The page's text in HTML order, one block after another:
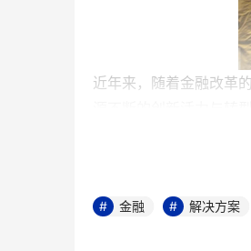
近年来，随着金融改革
层次金融市场中最具活
变长，同时资源投入消
金融 解决方案